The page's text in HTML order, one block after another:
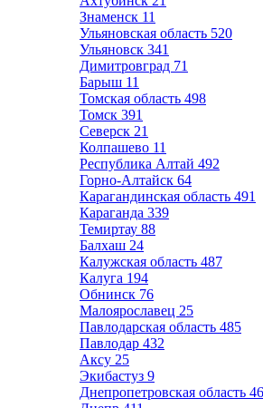
Знаменск 11
Ульяновская область 520
Ульяновск 341
Димитровград 71
Барыш 11
Томская область 498
Томск 391
Северск 21
Колпашево 11
Республика Алтай 492
Горно-Алтайск 64
Карагандинская область 491
Караганда 339
Темиртау 88
Балхаш 24
Калужская область 487
Калуга 194
Обнинск 76
Малоярославец 25
Павлодарская область 485
Павлодар 432
Аксу 25
Экибастуз 9
Днепропетровская область